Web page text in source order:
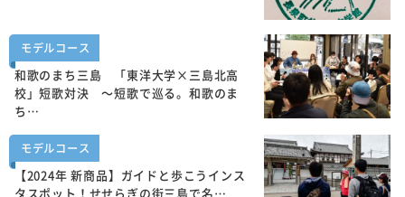
モデルコース
和歌のまち三島 「東洋大学×三島北高
校」短歌対決 ～短歌で巡る。和歌のま
ち…
モデルコース
【2024年 新商品】ガイドと歩こうインス
タスポット！せせらぎの街三島で名…